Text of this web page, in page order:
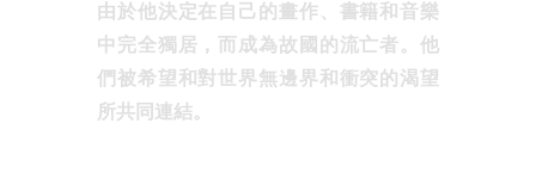
由於他決定在自己的畫作、書籍和音樂
中完全獨居，而成為故國的流亡者。他
們被希望和對世界無邊界和衝突的渴望
所共同連結。